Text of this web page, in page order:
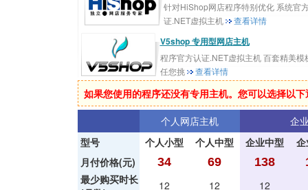
针对HiShop网店程序特别优化 系统官
证.NET虚拟主机
查看详情
V5shop 专用型网店主机
程序官方认证.NET虚拟主机 百套精美模
任您挑
查看详情
如果您使用的程序还没有专用主机。您可以选择以
个人网店主机
企
型号
个人小型 个人中型 企业中型
月付价格(元)
34 69 138
最少购买时长
12 12 12